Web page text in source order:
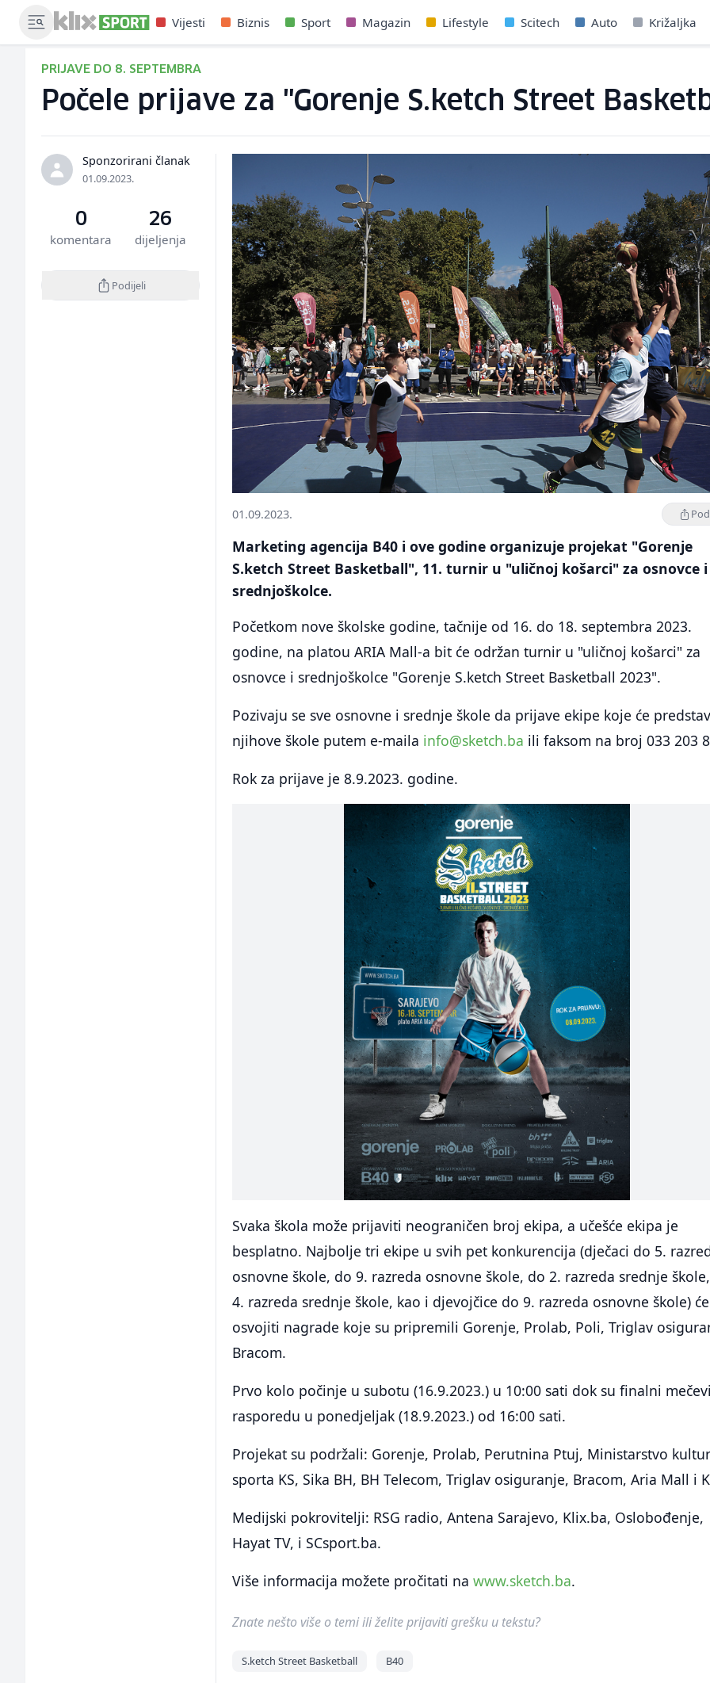
Vijesti Biznis Sport Magazin Lifestyle Scitech Auto Križaljka
PRIJAVE DO 8. SEPTEMBRA
Počele prijave za "Gorenje S.ketch Street
Sponzorirani članak
01.09.2023.
0
komentara
26
dijeljenja
Podijeli
01.09.2023.
Marketing agencija B40 i ove godine organizuje projekat "Gorenje
S.ketch Street Basketball", 11. turnir u "uličnoj košarci" za osnovce i
srednjoškolce.
Početkom nove školske godine, tačnije od 16. do 18. septembra 2023.
godine, na platou ARIA Mall-a bit će održan turnir u "uličnoj košarci" za
osnovce i srednjoškolce "Gorenje S.ketch Street Basketball 2023".
Pozivaju se sve osnovne i srednje škole da prijave ekipe koje će
njihove škole putem e-maila info@sketch.ba ili faksom na broj 033 203
Rok za prijave je 8.9.2023. godine.
Svaka škola može prijaviti neograničen broj ekipa, a učešće ekipa je
besplatno. Najbolje tri ekipe u svih pet konkurencija (dječaci do 5.
osnovne škole, do 9. razreda osnovne škole, do 2. razreda srednje
4. razreda srednje škole, kao i djevojčice do 9. razreda osnovne škole) će
osvojiti nagrade koje su pripremili Gorenje, Prolab, Poli, Triglav
Bracom.
Prvo kolo počinje u subotu (16.9.2023.) u 10:00 sati dok su finalni
rasporedu u ponedjeljak (18.9.2023.) od 16:00 sati.
Projekat su podržali: Gorenje, Prolab, Perutnina Ptuj, Ministarstvo
sporta KS, Sika BH, BH Telecom, Triglav osiguranje, Bracom, Aria Mall i
Medijski pokrovitelji: RSG radio, Antena Sarajevo, Klix.ba, Oslobođenje,
Hayat TV, i SCsport.ba.
Više informacija možete pročitati nawww.sketch.ba.
Znate nešto više o temi ili želite prijaviti grešku u tekstu?
S.ketch Street Basketball B40